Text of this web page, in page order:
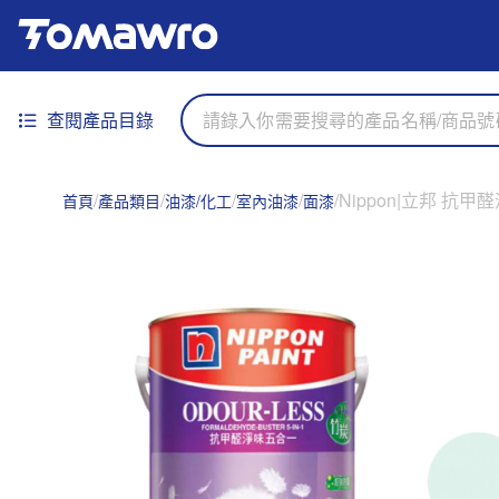
查閱產品目錄
首頁 產品類目 油漆/化工 室內油漆 面漆 Nippon|立邦 抗甲